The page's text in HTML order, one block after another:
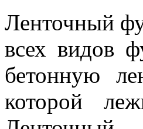
Ленточный
всех видов
бетонную
которой